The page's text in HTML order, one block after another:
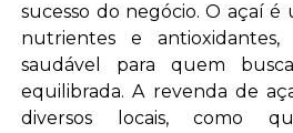
sucesso do negócio. O açaí
nutrientes e
saudável para quem
equilibrada. A revenda de
diversos locais, como